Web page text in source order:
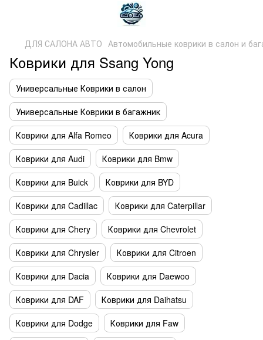
ДЛЯ САЛОНА АВТО Автомобильные коврики в салон и
Коврики для Ssang Yong
Универсальные Коврики в салон
Универсальные Коврики в багажник
Коврики для Alfa Romeo
Коврики для Acura
Коврики для Audi
Коврики для Bmw
Коврики для Buick
Коврики для BYD
Коврики для Cadillac
Коврики для Caterpillar
Коврики для Chery
Коврики для Chevrolet
Коврики для Chrysler
Коврики для Citroen
Коврики для Dacia
Коврики для Daewoo
Коврики для DAF
Коврики для Daihatsu
Коврики для Dodge
Коврики для Faw